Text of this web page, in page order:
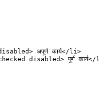
> अपूर्ण कार्य</ li >
disabled> पूर्ण कार्य</